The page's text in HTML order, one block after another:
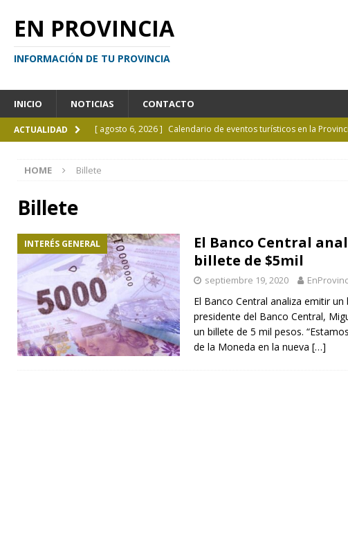
EN PROVINCIA
INFORMACIÓN DE TU PROVINCIA
INICIO NOTICIAS CONTACTO
ACTUALIDAD [ agosto 6, 2026 ] Calendario de eventos turísticos en la
[ agosto 5, 2026 ]
La mujer que sobrevivió tras ser
[ agosto 7, 2026 ] Borges sobre Almafuerte en la Biblioteca
HOME Billete
Billete
INTERÉS GENERAL
El Banco Central
billete de $5mil
septiembre 19, 2020
El Banco Central analiza emitir un
presidente del Banco Central,
un billete de 5 mil pesos.
de la Moneda en la nueva […]